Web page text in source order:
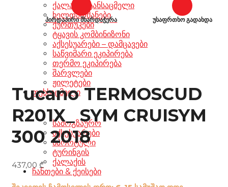
ქალაქის ტანსაცმელი
ხელთათმანები
ქურთუკები
ტყავის კომბინიზონი
აქსესუარები – დამცავები
საწვიმარი ეკიპირება
თერმო ეკიპირება
შარვლები
ჟილეტები
ფეხსაცმელი
სამოგზაურო
აქსესუარები
სპორტული
ტურინგის
ქალაქის
ჩანთები & ქეისები
პირდაპირი მხარდაჭერა უსაფრთხო გადახდა
Tucano TERMOSCUD
R201X_ SYM CRUISYM
300 2018
437,00 ₾